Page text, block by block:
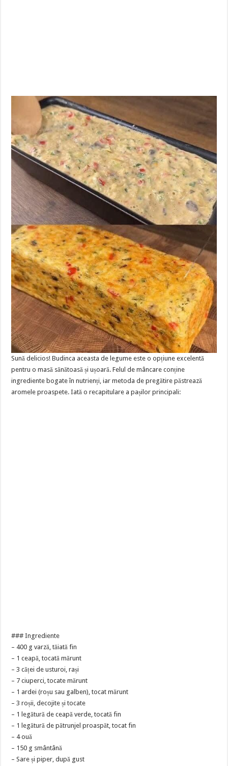
Sună delicios! Budinca aceasta de legume este o opțiune excelentă
pentru o masă sănătoasă și ușoară. Felul de mâncare conține
ingrediente bogate în nutrienți, iar metoda de pregătire păstrează
aromele proaspete. Iată o recapitulare a pașilor principali:
### Ingrediente
– 400 g varză, tăiată fin
– 1 ceapă, tocată mărunt
– 3 căței de usturoi, rași
– 7 ciuperci, tocate mărunt
– 1 ardei (roșu sau galben), tocat mărunt
– 3 roșii, decojite și tocate
– 1 legătură de ceapă verde, tocată fin
– 1 legătură de pătrunjel proaspăt, tocat fin
– 4 ouă
– 150 g smântână
– Sare și piper, după gust